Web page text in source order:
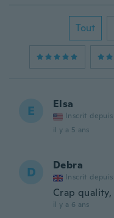
Tout
E Elsa
Inscrit depuis
il y a 5 ans
D Debra
Inscrit depuis
Crap
il y a 6 ans